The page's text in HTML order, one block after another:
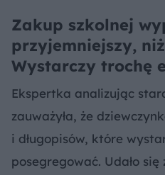
Zakup szkolnej
przyjemniejszy,
Wystarczy trochę
Ekspertka analizując
zauważyła, że
i długopisów, które
posegregować. Udało